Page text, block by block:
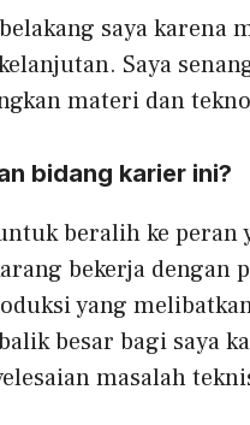
saya karena
Saya
materi dan
bidang karier ini?
beralih ke peran
bekerja dengan
yang
besar bagi saya
masalah